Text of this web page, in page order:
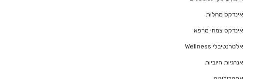
אינדקס מחלות
אינדקס צמחי מרפא
אלטרנטיבלי Wellness
אנרגיות חיוביות